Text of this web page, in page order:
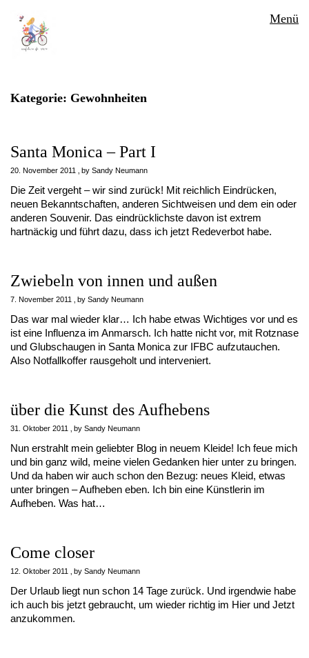
Menü
Kategorie: Gewohnheiten
Santa Monica – Part I
20. November 2011 by Sandy Neumann
Die Zeit vergeht – wir sind zurück! Mit reichlich Eindrücken,
neuen Bekanntschaften, anderen Sichtweisen und dem ein oder
anderen Souvenir. Das eindrücklichste davon ist extrem
hartnäckig und führt dazu, dass ich jetzt Redeverbot habe.
Zwiebeln von innen und außen
7. November 2011 by Sandy Neumann
Das war mal wieder klar… Ich habe etwas Wichtiges vor und es
ist eine Influenza im Anmarsch. Ich hatte nicht vor, mit Rotznase
und Glubschaugen in Santa Monica zur IFBC aufzutauchen.
Also Notfallkoffer rausgeholt und interveniert.
über die Kunst des Aufhebens
31. Oktober 2011 by Sandy Neumann
Nun erstrahlt mein geliebter Blog in neuem Kleide! Ich feue mich
und bin ganz wild, meine vielen Gedanken hier unter zu bringen.
Und da haben wir auch schon den Bezug: neues Kleid, etwas
unter bringen – Aufheben eben. Ich bin eine Künstlerin im
Aufheben. Was hat…
Come closer
12. Oktober 2011 by Sandy Neumann
Der Urlaub liegt nun schon 14 Tage zurück. Und irgendwie habe
ich auch bis jetzt gebraucht, um wieder richtig im Hier und Jetzt
anzukommen.